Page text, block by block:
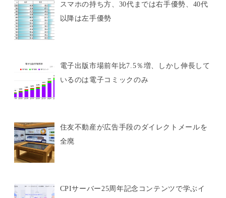
スマホの持ち方、30代までは右手優勢、40代
以降は左手優勢
電子出版市場前年比7.5％増、しかし伸長して
いるのは電子コミックのみ
住友不動産が広告手段のダイレクトメールを
全廃
CPIサーバー25周年記念コンテンツで学ぶイ